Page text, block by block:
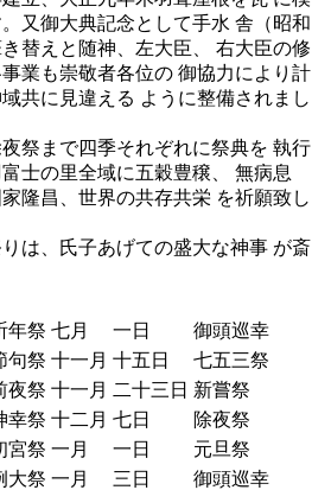
又御大典記念として手水 舎（昭和
替えと随神、左大臣、 右大臣の修
業も崇敬者各位の 御協力により計
共に見違える ように整備されまし
祭まで四季それぞれに祭典を 執行
士の里全域に五穀豊穣、 無病息
隆昌、世界の共存共栄 を祈願致し
は、氏子あげての盛大な神事 が斎
年祭 七月 一日
御頭巡幸
句祭 十一月 十五日
七五三祭
夜祭 十一月 二十三日 新嘗祭
幸祭 十二月 七日
除夜祭
宮祭 一月 一日
元旦祭
大祭 一月 三日 御頭巡幸